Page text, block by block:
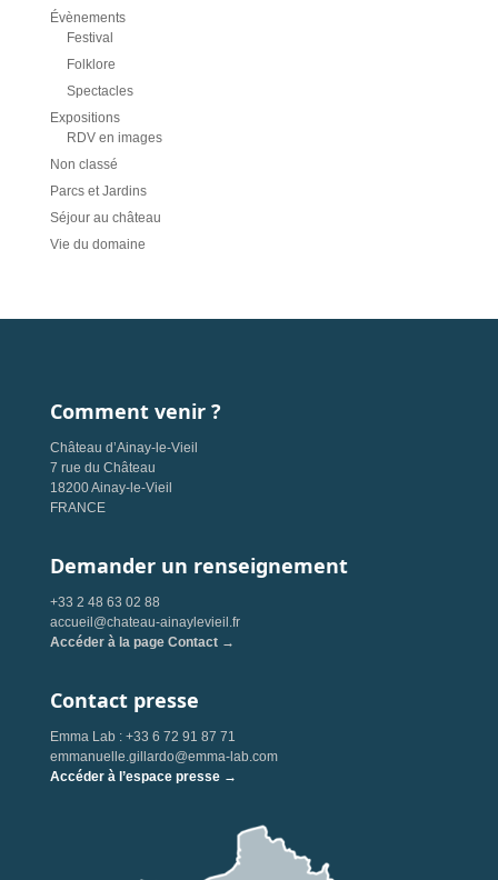
Évènements
Festival
Folklore
Spectacles
Expositions
RDV en images
Non classé
Parcs et Jardins
Séjour au château
Vie du domaine
Comment venir ?
Château d’Ainay-le-Vieil
7 rue du Château
18200 Ainay-le-Vieil
FRANCE
Demander un renseignement
+33 2 48 63 02 88
accueil@chateau-ainaylevieil.fr
Accéder à la page Contact →
Contact presse
Emma Lab : +33 6 72 91 87 71
emmanuelle.gillardo@emma-lab.com
Accéder à l’espace presse →